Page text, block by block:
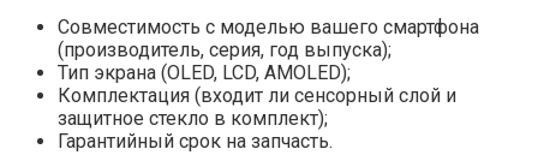
Совместимость с моделью вашего смартфона
(производитель, серия, год выпуска);
Тип экрана (OLED, LCD, AMOLED);
Комплектация (входит ли сенсорный слой и
защитное стекло в комплект);
Гарантийный срок на запчасть.